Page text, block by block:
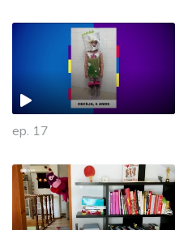
ep. 17
477829